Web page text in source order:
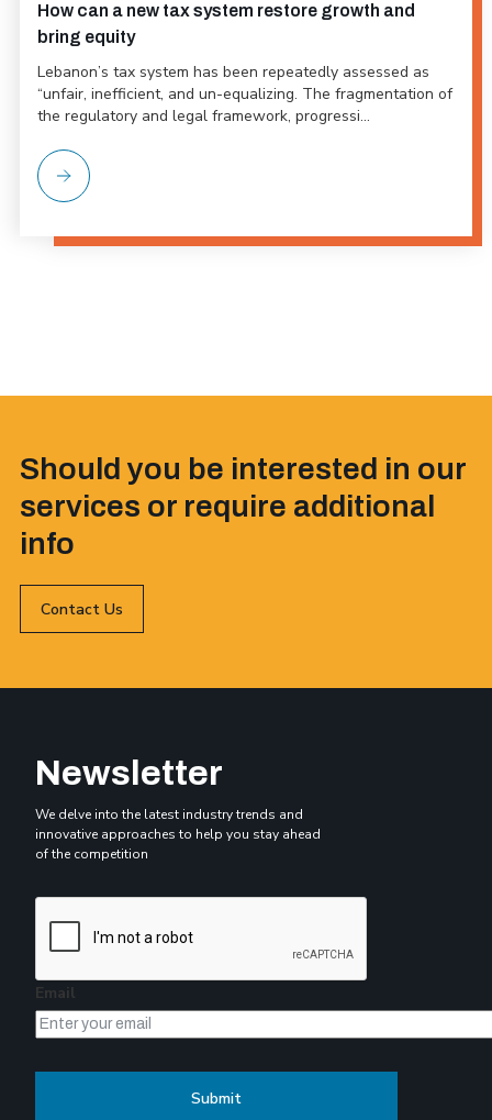
How can a new tax system restore growth and
bring equity
Lebanon’s tax system has been repeatedly assessed as
“unfair, inefficient, and un-equalizing. The fragmentation of
the regulatory and legal framework, progressi...
Should you be interested in our
services or require additional
info
Contact Us
Newsletter
We delve into the latest industry trends and
innovative approaches to help you stay ahead
of the competition
Email